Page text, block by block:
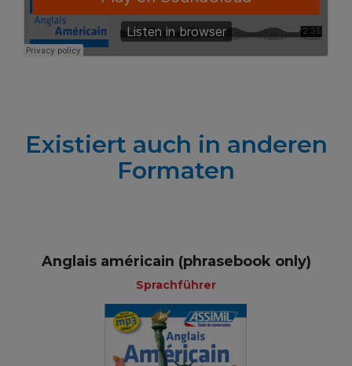
Existiert auch in anderen
Formaten
Anglais américain (phrasebook only)
Sprachführer